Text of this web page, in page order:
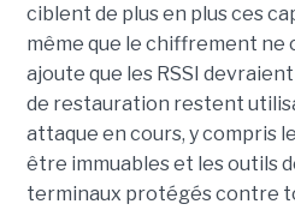
ciblent de plus en plus ces
même que le chiffrement ne
ajoute que les RSSI
de restauration restent
attaque en cours, y compris
être immuables et les outils
terminaux protégés contre